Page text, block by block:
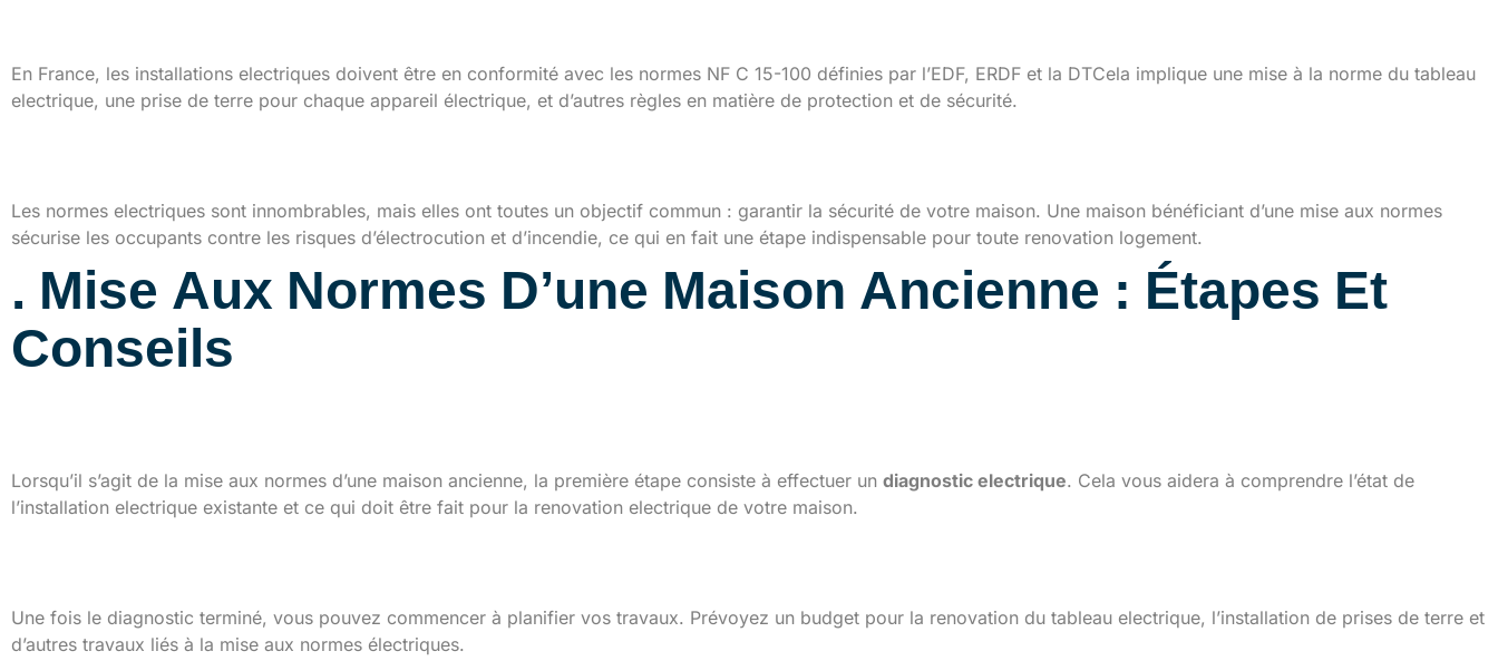
En France, les installations electriques doivent être en conformité avec les normes NF C 15-100 définies par l’EDF, ERDF et la DTCela implique une mise à la norme du tableau
electrique, une prise de terre pour chaque appareil électrique, et d’autres règles en matière de protection et de sécurité.
Les normes electriques sont innombrables, mais elles ont toutes un objectif commun : garantir la sécurité de votre maison. Une maison bénéficiant d’une mise aux normes
sécurise les occupants contre les risques d’électrocution et d’incendie, ce qui en fait une étape indispensable pour toute renovation logement.
. Mise Aux Normes D’une Maison Ancienne : Étapes Et
Conseils
Lorsqu’il s’agit de la mise aux normes d’une maison ancienne, la première étape consiste à effectuer un diagnostic electrique. Cela vous aidera à comprendre l’état de
l’installation electrique existante et ce qui doit être fait pour la renovation electrique de votre maison.
Une fois le diagnostic terminé, vous pouvez commencer à planifier vos travaux. Prévoyez un budget pour la renovation du tableau electrique, l’installation de prises de terre et
d’autres travaux liés à la mise aux normes électriques.